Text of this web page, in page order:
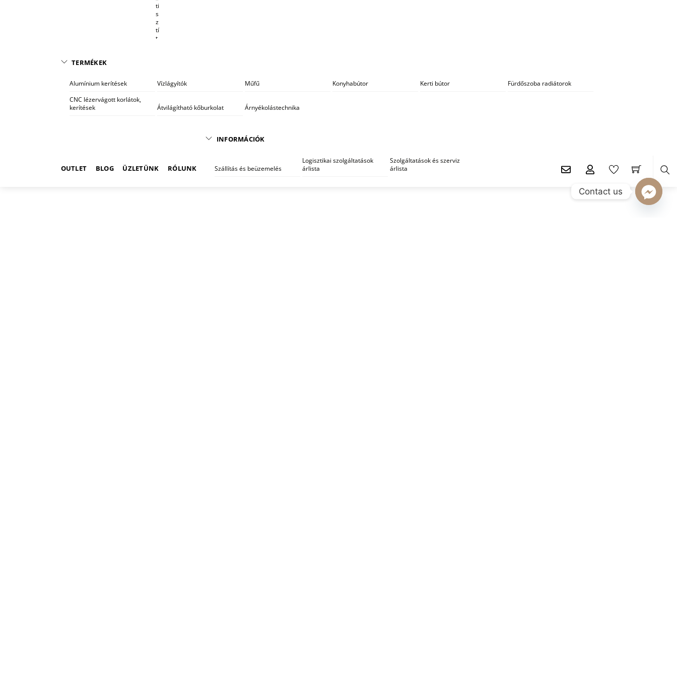
ti
s
z
tí
t
s
e
r
TERMÉKEK
Alumínium kerítések Vízlágyítók Műfű Konyhabútor Kerti bútor
Fürdőszoba radiátorok
CNC lézervágott korlátok,
kerítések
Átvilágítható kőburkolat Árnyékolástechnika
OUTLET BLOG ÜZLETÜNK RÓLUNK
INFORMÁCIÓK
Szállítás és beüzemelés
Logisztikai szolgáltatások
árlista
Szolgáltatások és szerviz
árlista
Contact us